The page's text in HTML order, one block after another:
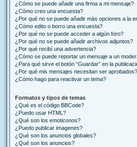
¿Cómo se puede añadir una firma a mi mensaje?
¿Cómo creo una encuesta?
¿Por qué no se puede añadir más opciones a la
¿Cómo edito o borro una encuesta?
¿Por qué no se puede acceder a algún foro?
¿Por qué no se puede añadir archivos adjuntos?
¿Por qué recibí una advertencia?
¿Cómo se puede reportar un mensaje a un
¿Para qué sirve el botón “Guardar” en la
¿Por qué mis mensajes necesitan ser aprobados?
¿Cómo hago para reactivar un tema?
Formatos y tipos de temas
¿Qué es el código BBCode?
¿Puedo usar HTML?
¿Qué son los emoticonos?
¿Puedo publicar imagenes?
¿Qué son los anuncios globales?
¿Qué son los anuncios?